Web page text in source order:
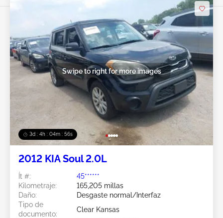
3d : 4h : 04m : 53s
Swipe to right for more images
2012 KIA Soul 2.0L
Ít #:
45******
Kilometraje:
165,205 millas
Daño:
Desgaste normal/Interfaz
Tipo de
documento:
Clear Kansas